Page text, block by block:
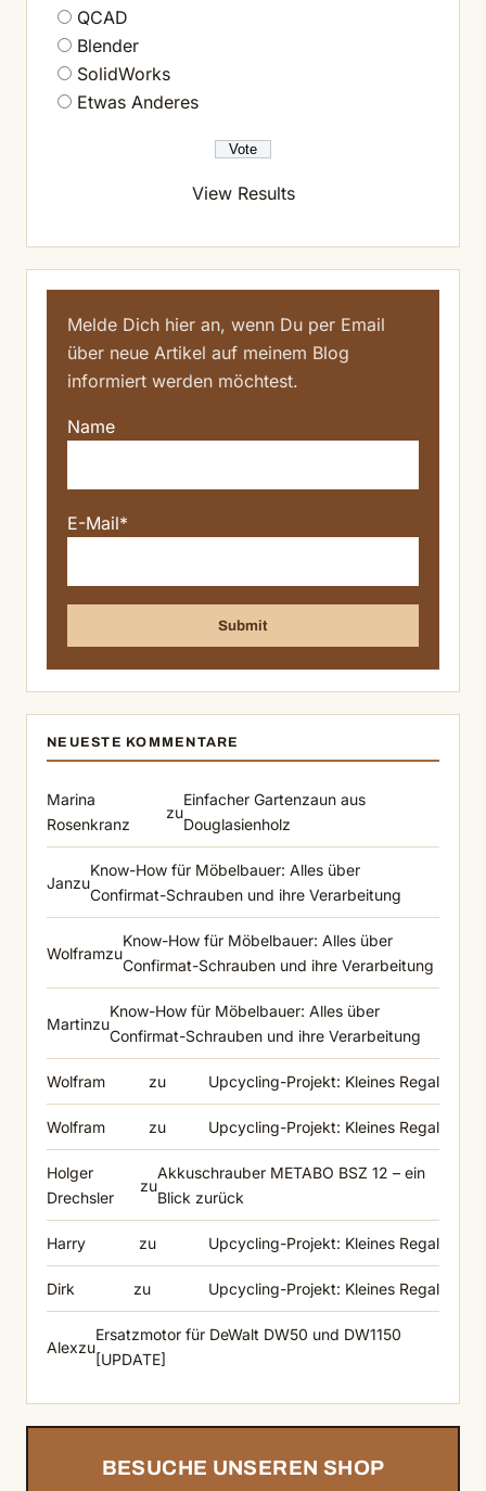
QCAD
Blender
SolidWorks
Etwas Anderes
View Results
Melde Dich hier an, wenn Du per Email
über neue Artikel auf meinem Blog
informiert werden möchtest.
Name
E-Mail*
NEUESTE KOMMENTARE
Marina
Rosenkranz
zu
Einfacher Gartenzaun aus
Douglasienholz
Janzu
Know-How für Möbelbauer: Alles über
Confirmat-Schrauben und ihre Verarbeitung
Wolframzu
Know-How für Möbelbauer: Alles über
Confirmat-Schrauben und ihre Verarbeitung
Martinzu
Know-How für Möbelbauer: Alles über
Confirmat-Schrauben und ihre Verarbeitung
Wolfram zu Upcycling-Projekt: Kleines Regal
Wolfram zu Upcycling-Projekt: Kleines Regal
Holger
Drechsler
zu
Akkuschrauber METABO BSZ 12 – ein
Blick zurück
Harry zu Upcycling-Projekt: Kleines Regal
Dirk zu Upcycling-Projekt: Kleines Regal
Alexzu
Ersatzmotor für DeWalt DW50 und DW1150
[UPDATE]
BESUCHE UNSEREN SHOP